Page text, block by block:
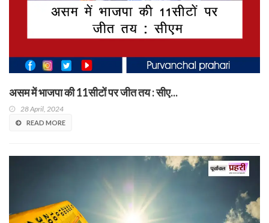
असम में भाजपा की 11सीटों पर जीत तय : सीए...
28 April, 2024
READ MORE